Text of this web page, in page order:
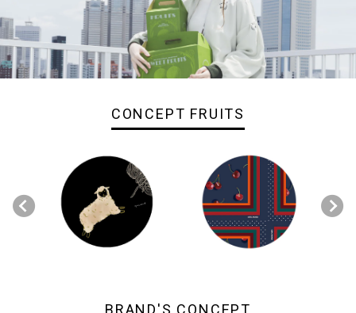
CONCEPT FRUITS
BRAND'S CONCEPT